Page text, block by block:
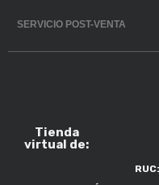
SERVICIO POST-VENTA
Tienda
virtual de:
RUC: